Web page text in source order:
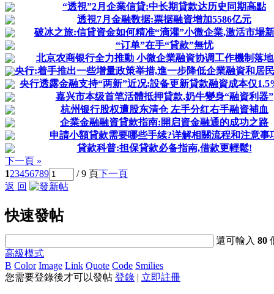
“透視”2月企業信貸:中长期貸款达历史同期高點
透視7月金融数据:票据融資增加5586亿元
破冰之旅:信貸資金如何精准“滴灌”小微企業,激活市場
“订单”在手“貸款”無忧
北京农商银行全力推動 小微企業融資协调工作機制落
央行:着手推出一些增量政策举措,進一步降低企業融資和居
央行透露金融支持“两新”近况:設备更新貸款融資成本仅
嘉兴市本级首笔活體抵押貸款,奶牛變身“融資利器”
杭州银行股权遭股东清仓 左手分红右手融資補血
企業金融融資貸款指南:開启資金融通的成功之路
申請小額貸款需要哪些手续?详解相關流程和注意事
貸款科普:担保貸款必备指南,借款更輕鬆!
下一頁 »
123456789 / 9 頁下一頁
返 回
快速發帖
還可輸入80
高級模式
B Color Image Link Quote Code Smilies
您需要登錄後才可以發帖 登錄 | 立即註冊